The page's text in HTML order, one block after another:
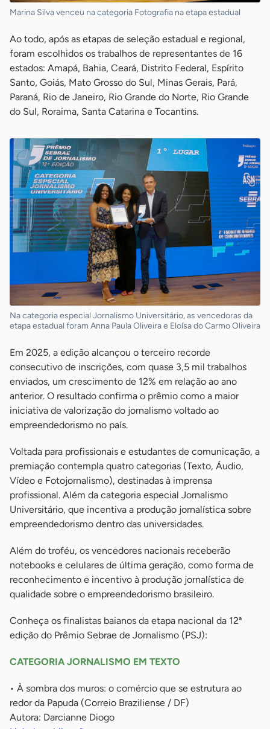
Marina Silva venceu na categoria Fotografia na etapa estadual
Ao todo, após as etapas de seleção estadual e regional,
foram escolhidos os trabalhos de representantes de 16
estados: Amapá, Bahia, Ceará, Distrito Federal, Espírito
Santo, Goiás, Mato Grosso do Sul, Minas Gerais, Pará,
Paraná, Rio de Janeiro, Rio Grande do Norte, Rio Grande
do Sul, Roraima, Santa Catarina e Tocantins.
Na categoria especial Jornalismo Universitário, as vencedoras da
etapa estadual foram Anna Paula Oliveira e Eloísa do Carmo Oliveira
Em 2025, a edição alcançou o terceiro recorde
consecutivo de inscrições, com quase 3,5 mil trabalhos
enviados, um crescimento de 12% em relação ao ano
anterior. O resultado confirma o prêmio como a maior
iniciativa de valorização do jornalismo voltado ao
empreendedorismo no país.
Voltada para profissionais e estudantes de comunicação, a
premiação contempla quatro categorias (Texto, Áudio,
Vídeo e Fotojornalismo), destinadas à imprensa
profissional. Além da categoria especial Jornalismo
Universitário, que incentiva a produção jornalística sobre
empreendedorismo dentro das universidades.
Além do troféu, os vencedores nacionais receberão
notebooks e celulares de última geração, como forma de
reconhecimento e incentivo à produção jornalística de
qualidade sobre o empreendedorismo brasileiro.
Conheça os finalistas baianos da etapa nacional da 12ª
edição do Prêmio Sebrae de Jornalismo (PSJ):
CATEGORIA JORNALISMO EM TEXTO
• À sombra dos muros: o comércio que se estrutura ao
redor da Papuda (Correio Braziliense / DF)
Autora: Darcianne Diogo